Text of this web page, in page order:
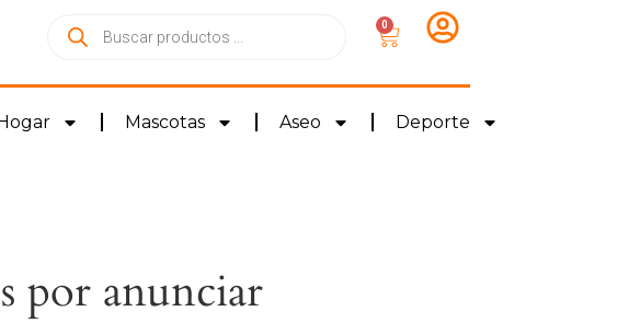
0
Mascotas Aseo Deporte
por anunciar